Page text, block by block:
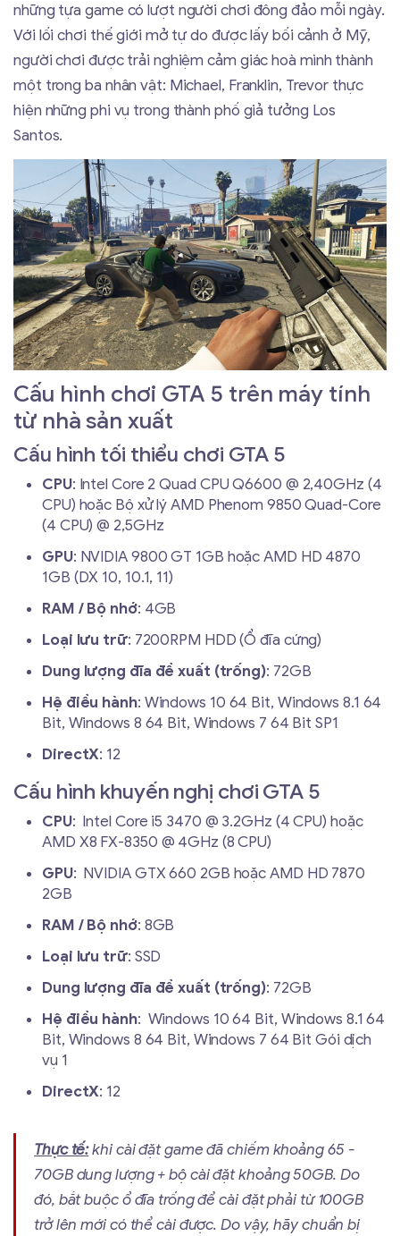
những tựa game có lượt người chơi đông đảo mỗi ngày.
Với lối chơi thế giới mở tự do được lấy bối cảnh ở Mỹ,
người chơi được trải nghiệm cảm giác hoà mình thành
một trong ba nhân vật: Michael, Franklin, Trevor thực
hiện những phi vụ trong thành phố giả tưởng Los
Santos.
Cấu hình chơi GTA 5 trên máy tính
từ nhà sản xuất
Cấu hình tối thiểu chơi GTA 5
CPU: Intel Core 2 Quad CPU Q6600 @ 2,40GHz (4
CPU) hoặc Bộ xử lý AMD Phenom 9850 Quad-Core
(4 CPU) @ 2,5GHz
GPU: NVIDIA 9800 GT 1GB hoặc AMD HD 4870
1GB (DX 10, 10.1, 11)
RAM / Bộ nhớ: 4GB
Loại lưu trữ: 7200RPM HDD (Ổ đĩa cứng)
Dung lượng đĩa đề xuất (trống): 72GB
Hệ điều hành: Windows 10 64 Bit, Windows 8.1 64
Bit, Windows 8 64 Bit, Windows 7 64 Bit SP1
DirectX: 12
Cấu hình khuyến nghị chơi GTA 5
CPU: Intel Core i5 3470 @ 3.2GHz (4 CPU) hoặc
AMD X8 FX-8350 @ 4GHz (8 CPU)
GPU: NVIDIA GTX 660 2GB hoặc AMD HD 7870
2GB
RAM / Bộ nhớ: 8GB
Loại lưu trữ: SSD
Dung lượng đĩa đề xuất (trống): 72GB
Hệ điều hành: Windows 10 64 Bit, Windows 8.1 64
Bit, Windows 8 64 Bit, Windows 7 64 Bit Gói dịch
vụ 1
DirectX: 12
Thực tế:khi cài đặt game đã chiếm khoảng 65 -
70GB dung lượng + bộ cài đặt khoảng 50GB. Do
đó, bắt buộc ổ đĩa trống để cài đặt phải từ 100GB
trở lên mới có thể cài được. Do vậy, hãy chuẩn bị